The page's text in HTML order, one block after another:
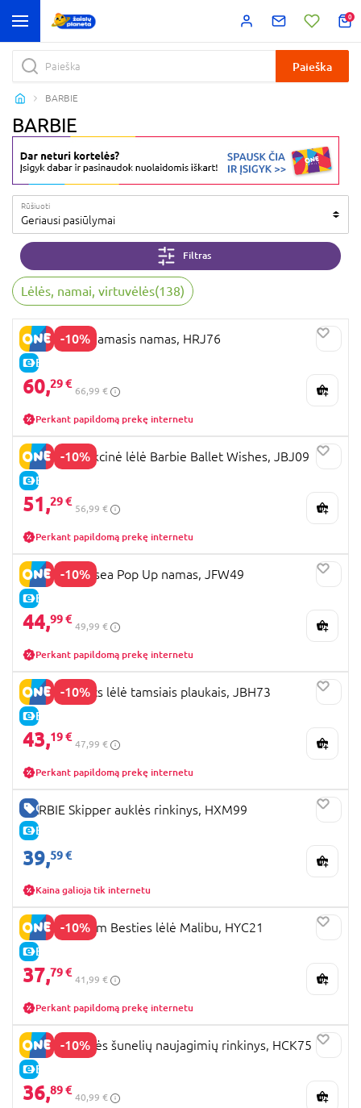
0
Paieška
BARBIE
BARBIE
Rūšiuoti
Geriausi pasiūlymai
Filtras
Lėlės, namai, virtuvėlės(138)
-10%
E-KAINA
BARBIE miegamasis namas, HRJ76
60,29 €
66,99 €
Perkant papildomą prekę internetu
-10%
E-KAINA
BARBIE kolekcinė lėlė Barbie Ballet Wishes, JBJ09
51,29 €
56,99 €
Perkant papildomą prekę internetu
-10%
E-KAINA
BARBIE Chelsea Pop Up namas, JFW49
44,99 €
49,99 €
Perkant papildomą prekę internetu
-10%
E-KAINA
BARBIE Basics lėlė tamsiais plaukais, JBH73
43,19 €
47,99 €
Perkant papildomą prekę internetu
GERA KAINA
E-KAINA
BARBIE Skipper auklės rinkinys, HXM99
39,59 €
Kaina galioja tik internetu
-10%
E-KAINA
BARBIE Dream Besties lėlė Malibu, HYC21
37,79 €
41,99 €
Perkant papildomą prekę internetu
-10%
E-KAINA
BARBIE Barbės šunelių naujagimių rinkinys, HCK75
36,89 €
40,99 €